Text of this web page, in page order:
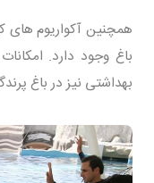
همچنین آکواریوم
باغ وجود دارد.
بهداشتی نیز در باغ